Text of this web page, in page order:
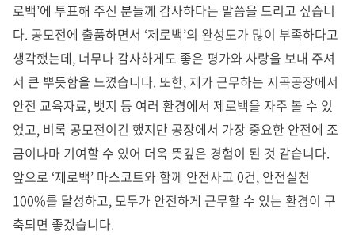
로백’에 투표해 주신 분들께 감사하다는 말씀을 드리고 싶습니
다. 공모전에 출품하면서 ‘제로백’의 완성도가 많이 부족하다고
생각했는데, 너무나 감사하게도 좋은 평가와 사랑을 보내 주셔
서 큰 뿌듯함을 느꼈습니다. 또한, 제가 근무하는 지곡공장에서
안전 교육자료, 뱃지 등 여러 환경에서 제로백을 자주 볼 수 있
었고, 비록 공모전이긴 했지만 공장에서 가장 중요한 안전에 조
금이나마 기여할 수 있어 더욱 뜻깊은 경험이 된 것 같습니다.
앞으로 ‘제로백’ 마스코트와 함께 안전사고 0건, 안전실천
100%를 달성하고, 모두가 안전하게 근무할 수 있는 환경이 구
축되면 좋겠습니다.